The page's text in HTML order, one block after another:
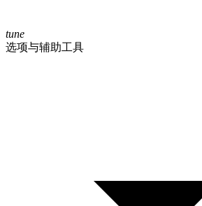
tune
选项与辅助工具